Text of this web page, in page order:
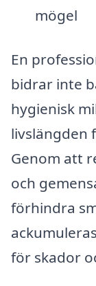
mögel
En
bidrar inte
hygienisk
livslängden
Genom att
och
förhindra
för skador